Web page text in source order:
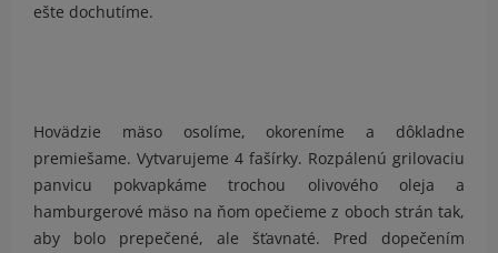
ešte dochutíme.
Hovädzie mäso osolíme, okoreníme a dôkladne
premiešame. Vytvarujeme 4 fašírky. Rozpálenú grilovaciu
panvicu pokvapkáme trochou olivového oleja a
hamburgerové mäso na ňom opečieme z oboch strán tak,
aby bolo prepečené, ale šťavnaté. Pred dopečením